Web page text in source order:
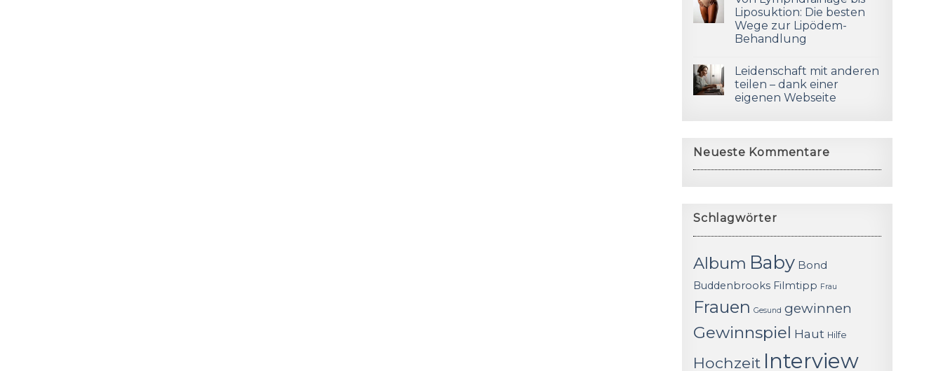
Liposuktion: Die besten
Wege zur Lipödem-
Behandlung
Leidenschaft mit anderen
teilen – dank einer
eigenen Webseite
Neueste Kommentare
Schlagwörter
Album Baby Bond
Buddenbrooks Filmtipp Frau
Frauen Gesund gewinnen
Gewinnspiel Haut Hilfe
Hochzeit Interview